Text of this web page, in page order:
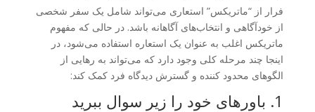
فرار از “ماتریکس” استعاری می‌تواند شامل یک سفر شخصی
از خودآگاهی و انتخاب‌های آگاهانه باشد. در حالی که مفهوم
ماتریکس اغلب به عنوان یک استعاره استفاده می‌شود، در
اینجا چند مرحله کلی وجود دارد که می‌تواند به رهایی از
الگوهای محدود کننده و گسترش دیدگاه فرد کمک کند:
1. باورهای خود را زیر سوال ببرید